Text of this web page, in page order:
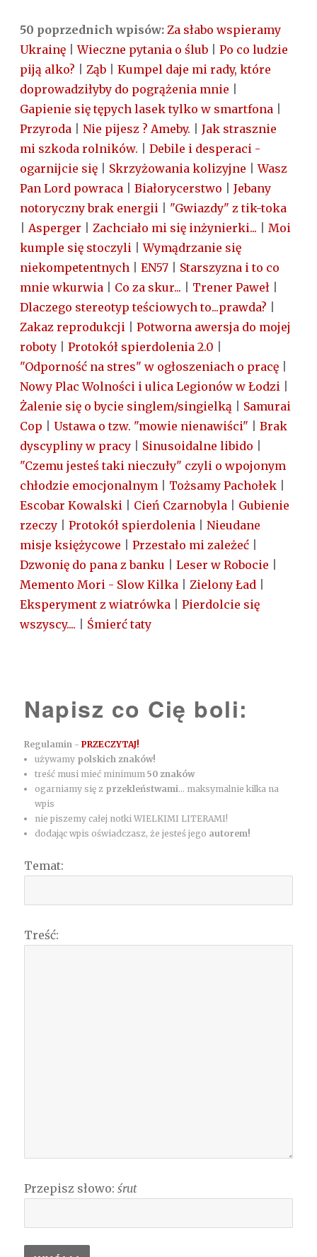
50 poprzednich wpisów: Za słabo wspieramy
Ukrainę |Wieczne pytania o ślub
Po co ludzie
piją alko?
Ząb
Kumpel daje mi rady, które
doprowadziłyby do pogrążenia mnie
Gapienie się tępych lasek tylko w smartfona
Przyroda
Nie pijesz ? Ameby.
Jak strasznie
mi szkoda rolników.
Debile i desperaci -
ogarnijcie się
Skrzyżowania kolizyjne |Wasz
Pan Lord powraca
Białorycerstwo
Jebany
notoryczny brak energii
"Gwiazdy" z tik-toka
Asperger Zachciało mi się inżynierki...
Moi
kumple się stoczyli |Wymądrzanie się
niekompetentnych
EN57
Starszyzna i to co
mnie wkurwia
Co za skur... Trener Paweł
Dlaczego stereotyp teściowych to...prawda?
Zakaz reprodukcji
Potworna awersja do mojej
roboty
Protokół spierdolenia 2.0
"Odporność na stres" w ogłoszeniach o pracę
Nowy Plac Wolności i ulica Legionów w Łodzi
Żalenie się o bycie singlem/singielką
Samurai
Cop
Ustawa o tzw. "mowie nienawiści"
Brak
dyscypliny w pracy
Sinusoidalne libido
"Czemu jesteś taki nieczuły" czyli o wpojonym
chłodzie emocjonalnym
Tożsamy Pachołek
Escobar Kowalski
Cień Czarnobyla
Gubienie
rzeczy
Protokół spierdolenia
Nieudane
misje księżycowe
Przestało mi zależeć
Dzwonię do pana z banku
Leser w Robocie
Memento Mori - Slow Kilka
Zielony Ład
Eksperyment z wiatrówka
Pierdolcie się
wszyscy....
Śmierć taty
Napisz co Cię boli:
Regulamin -PRZECZYTAJ!
używamy polskich znaków!
treść musi mieć minimum50 znaków
ogarniamy się z przekleństwami... maksymalnie kilka na
wpis
nie piszemy całej notki WIELKIMI LITERAMI!
dodając wpis oświadczasz, że jesteś jego autorem!
Temat:
Treść:
Przepisz słowo:śrut